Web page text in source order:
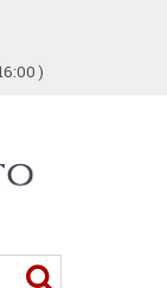
)